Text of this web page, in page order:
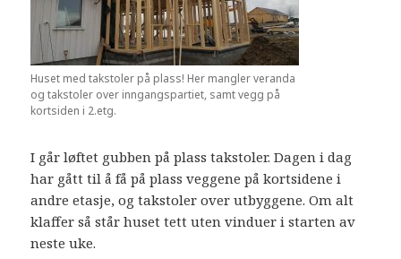
Huset med takstoler på plass! Her mangler veranda
og takstoler over inngangspartiet, samt vegg på
kortsiden i 2.etg.
I går løftet gubben på plass takstoler. Dagen i dag
har gått til å få på plass veggene på kortsidene i
andre etasje, og takstoler over utbyggene. Om alt
klaffer så står huset tett uten vinduer i starten av
neste uke.